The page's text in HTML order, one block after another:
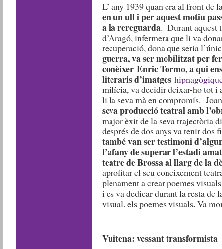
L’ any 1939 quan era al front de
en un ull i per aquest motiu
a la rereguarda. Durant aquest
d’Aragó, infermera que li va
recuperació, dona que seria
guerra, va ser mobilitzat per
conèixer Enric Tormo, a qui
literaris d’imatges
milícia, va decidir deixar-ho tot i
li la seva mà en compromís.
seva producció teatral amb
major èxit de la seva trajectòria
després de dos anys va tenir
també van ser testimoni
l’afany de superar l’estadi
teatre de Brossa al llarg de la
aprofitar el seu coneixement
plenament a crear poemes
i es va dedicar durant la resta de
visual. els poemes visuals.Va
—
Vuitena: vessant transformista